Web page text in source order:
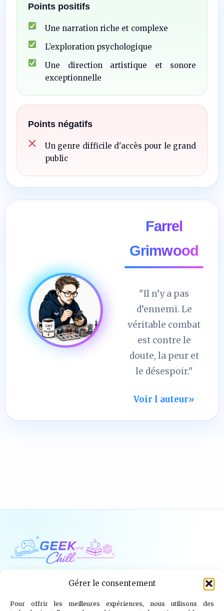
Gérer le consentement
Pour offrir les meilleures expériences, nous utilisons des
Points positifs
Une narration riche et complexe
L’exploration psychologique
Une direction artistique et sonore
exceptionnelle
Points négatifs
Un genre difficile d'accès pour le grand
public
Farrel
Grimwood
"Il n’y a pas
d’ennemi. Le
véritable combat
est contre le
doute, la peur et
le désespoir."
Voir l auteur»
Jeux Vidéo Tech Tabletop Livres